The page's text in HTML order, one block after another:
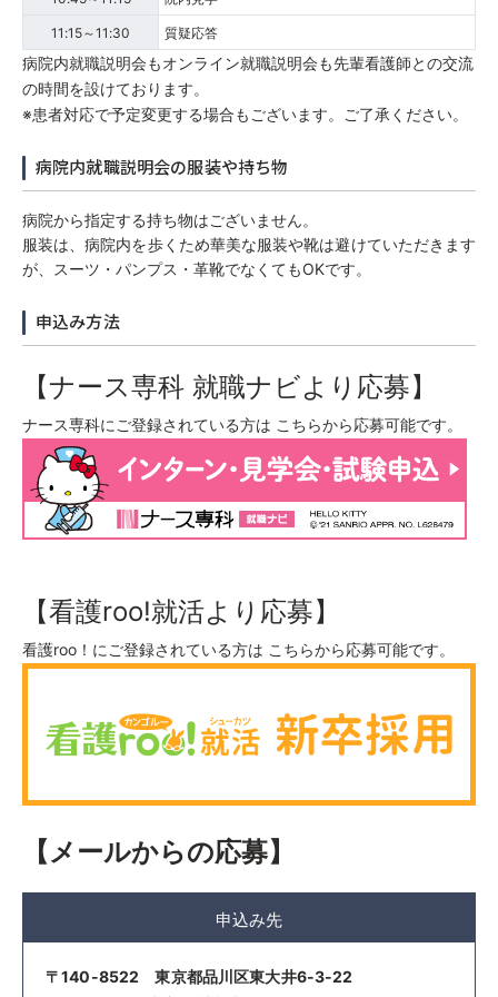
11:15～11:30 質疑応答
病院内就職説明会もオンライン就職説明会も先輩看護師との交流
の時間を設けております。
※患者対応で予定変更する場合もございます。ご了承ください。
病院内就職説明会の服装や持ち物
病院から指定する持ち物はございません。
服装は、病院内を歩くため華美な服装や靴は避けていただきます
が、スーツ・パンプス・革靴でなくてもOKです。
申込み方法
【ナース専科 就職ナビより応募】
ナース専科にご登録されている方は こちらから応募可能です。
【看護roo!就活より応募】
看護roo！にご登録されている方は こちらから応募可能です。
【メールからの応募】
申込み先
〒140-8522 東京都品川区東大井6-3-22